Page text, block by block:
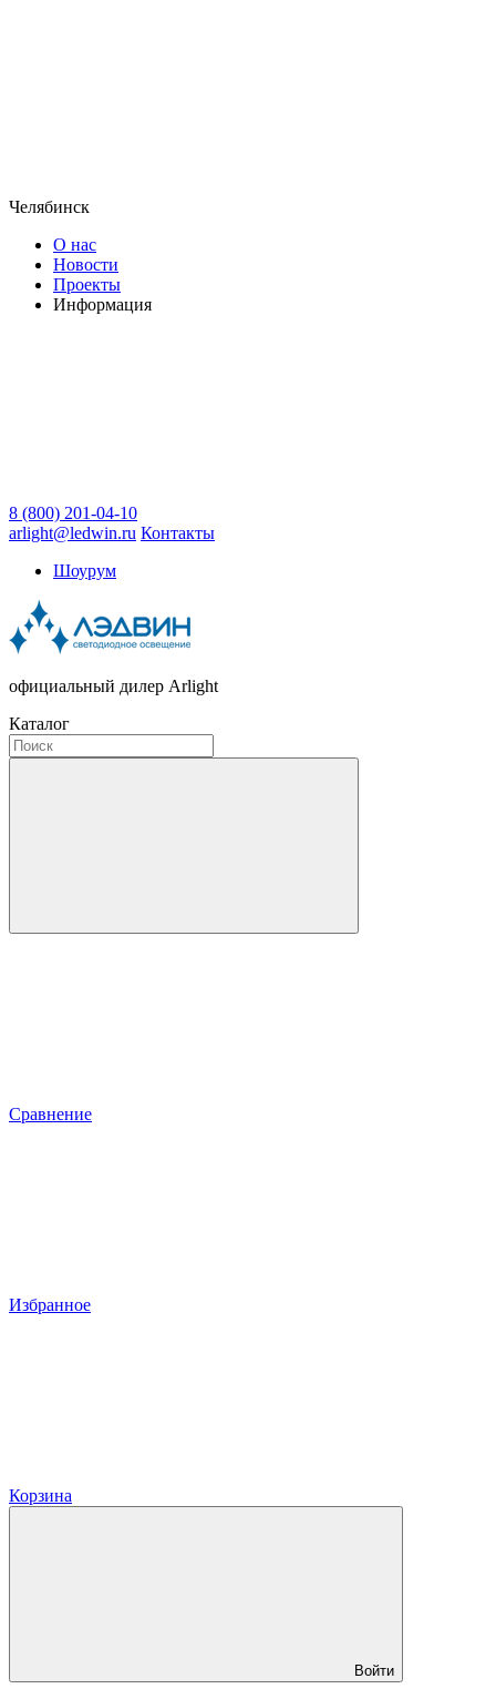
Челябинск
О нас
Новости
Проекты
Информация
8 (800) 201-04-10
arlight@ledwin.ru Контакты
Шоурум
официальный дилер Arlight
Каталог
Сравнение
Избранное
Корзина
Войти